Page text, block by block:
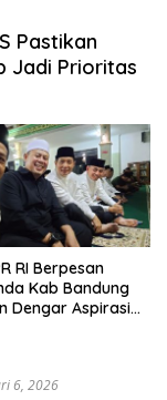
Pastikan
Jadi Prioritas
RI Berpesan
Kab Bandung
Dengar Aspirasi
6, 2026